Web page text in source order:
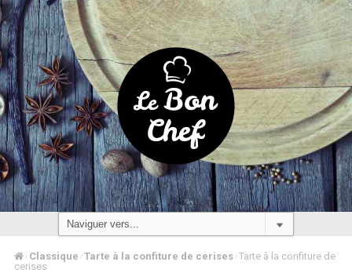
/ Classique / Tarte à la confiture de cerises / Tarte à la confiture de
cerises